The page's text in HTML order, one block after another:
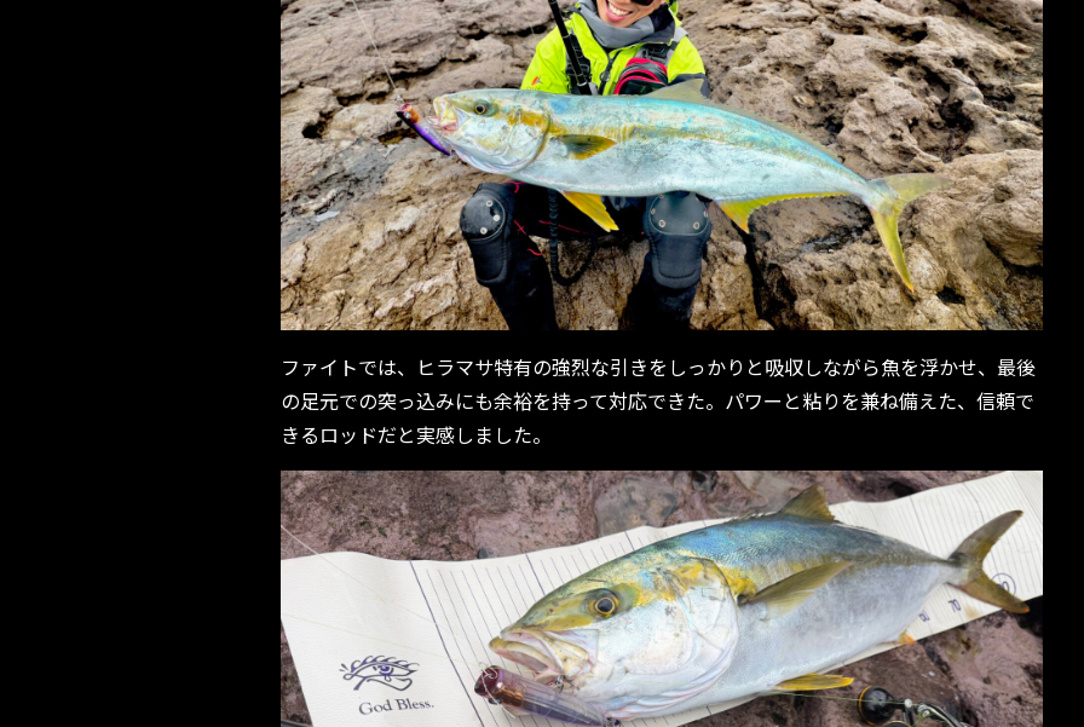
ファイトでは、ヒラマサ特有の強烈な引きをしっかりと吸収しながら魚を浮かせ、最後
の足元での突っ込みにも余裕を持って対応できた。パワーと粘りを兼ね備えた、信頼で
きるロッドだと実感しました。